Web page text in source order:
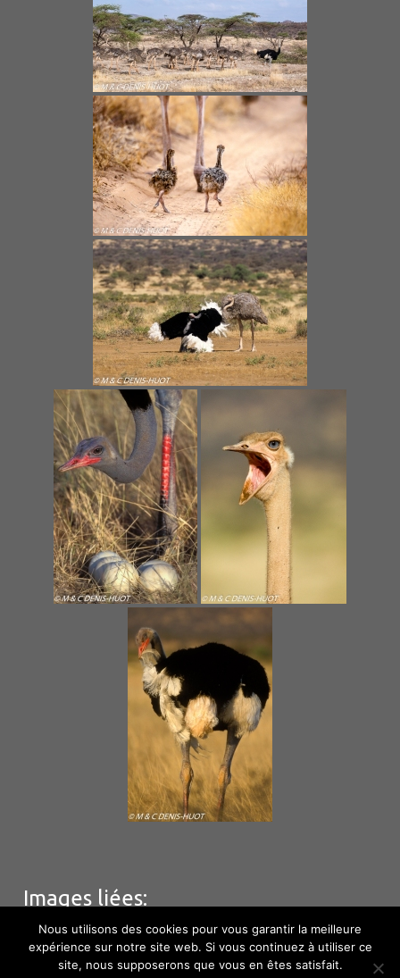
Images liées:
Nous utilisons des cookies pour vous garantir la meilleure
expérience sur notre site web. Si vous continuez à utiliser ce
site, nous supposerons que vous en êtes satisfait.